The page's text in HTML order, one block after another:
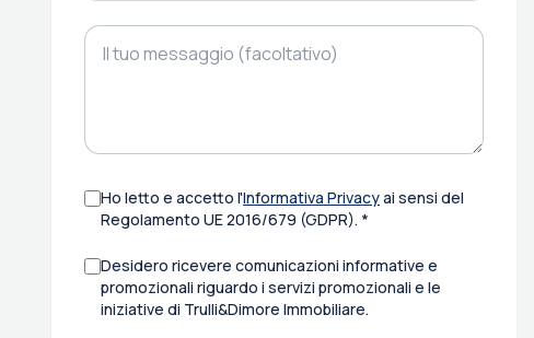
Ho letto e accetto l'Informativa Privacyai sensi del
Regolamento UE 2016/679 (GDPR). *
Desidero ricevere comunicazioni informative e
promozionali riguardo i servizi promozionali e le
iniziative di Trulli&Dimore Immobiliare.